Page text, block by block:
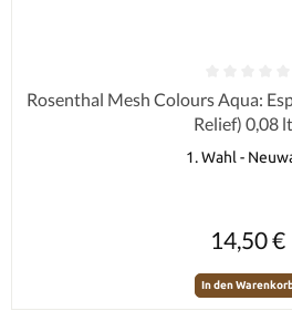
Durchschnittliche Bewertung
Rosenthal Mesh Colours Aqua:
Relief) 0,08
1. Wahl -
14,50 €
In den